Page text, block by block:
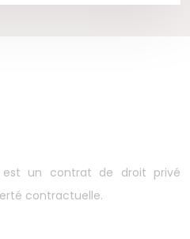
est un contrat de droit privé
contractuelle.